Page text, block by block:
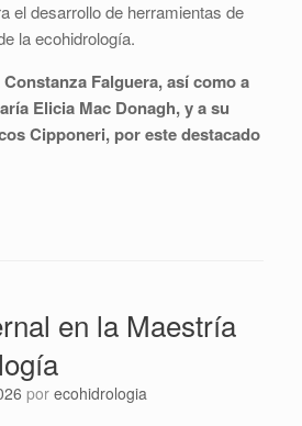
el desarrollo de herramientas de
la ecohidrología.
Falguera, así como a
Elicia Mac Donagh, y a su
Cipponeri, por este destacado
en la Maestría
por ecohidrologia